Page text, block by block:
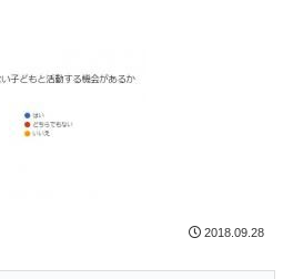
2018.09.28